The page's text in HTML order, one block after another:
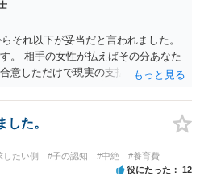
それ以下が妥当だと言われました。
。 相手の女性が払えばその分あなた
意しただけで現実の支払がないなら
た。
したい側 #子の認知 #中絶 #養育費
役にたった 12